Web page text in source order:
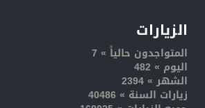
الزيارات
المتواجدون حالياً » 7
اليوم » 482
الشهر » 2394
زيارات السنة » 40486